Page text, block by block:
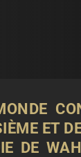
ET
DE